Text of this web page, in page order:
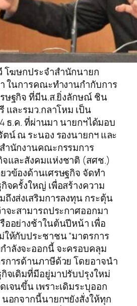
โฆษกประจำสำนักนายก
ในการคณะทำงานกำกับการ
ษฐกิจ ที่มีน.ส.ยิ่งลักษณ์ ชิน
และรมว.กลาโหม เป็น
ธ.ค. ที่ผ่านมา นายกฯได้มอบ
น์ ณ ระนอง รองนายกฯ และ
ำนักงานคณะกรรมการ
และสังคมแห่งชาติ (สศช.)
วข้องด้านเศรษฐกิจ จัดทำ
จครั้งใหญ่ เพื่อสร้างความ
งส่งเสริมการลงทุน กระตุ้น
จะสามารถประกาศออกมา
ออย่างช้าในต้นปีหน้า เพื่อ
ห้กับประชาชน “มาตรการ
ำลังจะออกนี้ จะครอบคลุม
การด้านภาษีด้วย โดยอาจนำ
จเดิมที่มีอยู่มาปรับปรุงใหม่
เจนขึ้น เพราะเดิมระบุออก
อกจากนี้นายกฯยังสั่งให้ทุก